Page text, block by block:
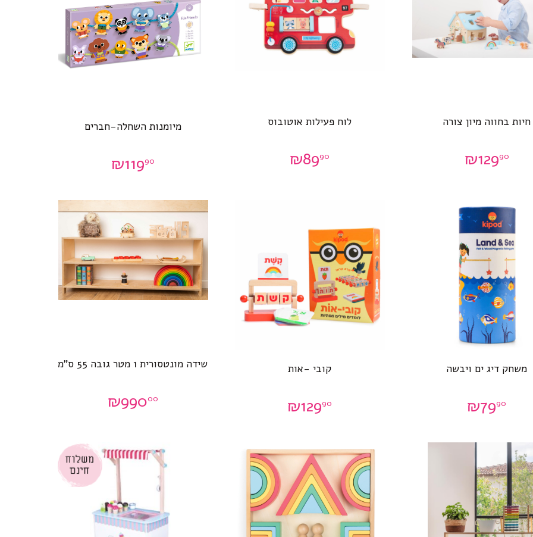
חיות בחווה מיון צורה
₪12990
לוח פעילות אוטובוס
₪8990
מיומנות השחלה-חברים
₪11990
משחק דיג ים ויבשה
₪7990
קובי -אות
₪12990
שידה מונטסורית 1 מטר גובה 55 ס”מ
₪99000